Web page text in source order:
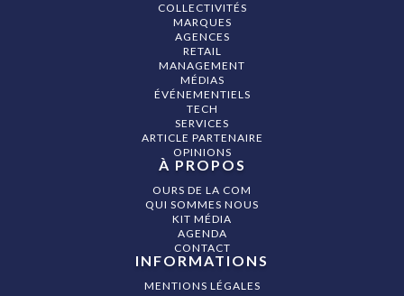
COLLECTIVITÉS
MARQUES
AGENCES
RETAIL
MANAGEMENT
MÉDIAS
ÉVÉNEMENTIELS
TECH
SERVICES
ARTICLE PARTENAIRE
OPINIONS
À PROPOS
OURS DE LA COM
QUI SOMMES NOUS
KIT MÉDIA
AGENDA
CONTACT
INFORMATIONS
MENTIONS LÉGALES